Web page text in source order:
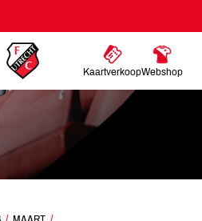
KaartverkoopWebshop